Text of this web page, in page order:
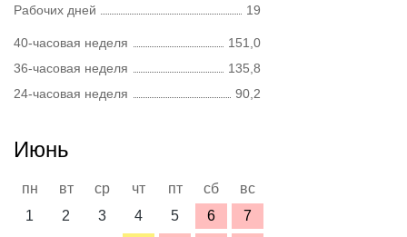
Рабочих дней
19
40-часовая неделя
151,0
36-часовая неделя
135,8
24-часовая неделя
90,2
Июнь
пн вт ср чт пт сб
вс
1
2 3 4 5 6
7